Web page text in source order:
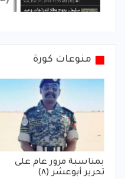
منوعات كورة
بمناسبة مرور عام على
تحرير أبوعشر (٨)